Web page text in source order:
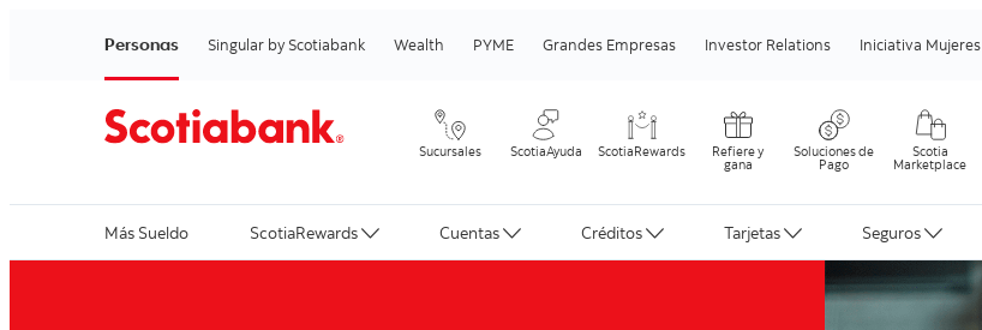
Personas Singular by Scotiabank Wealth PYME Grandes Empresas Investor Relations Iniciativa Mujeres
Sucursales ScotiaAyuda ScotiaRewards
Refiere y
gana
Soluciones de
Pago
Scotia
Marketplace
Más Sueldo ScotiaRewards Cuentas Créditos Tarjetas Seguros